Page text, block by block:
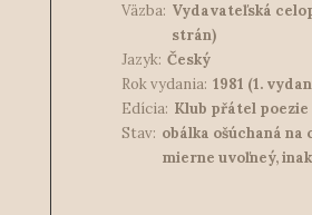
Väzba: Vydavateľská
strán)
Jazyk: Český
Rok vydania: 1981 (1.
Edícia: Klub přátel
Stav: obálka ošúchaná
mierne uvoľneý,